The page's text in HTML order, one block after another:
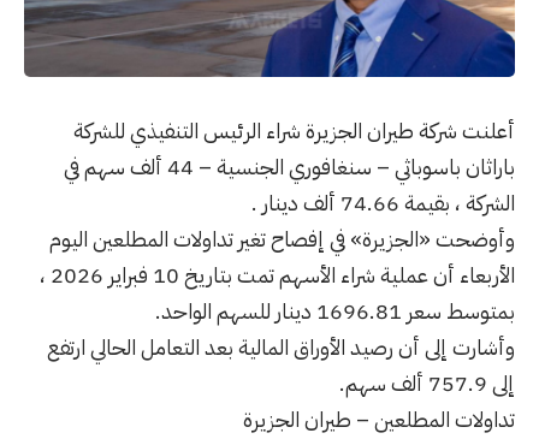
أعلنت شركة طيران الجزيرة شراء الرئيس التنفيذي للشركة
باراثان باسوباثي – سنغافوري الجنسية – 44 ألف سهم في
الشركة ، بقيمة 74.66 ألف دينار .
وأوضحت «الجزيرة» في إفصاح تغير تداولات المطلعين اليوم
الأربعاء أن عملية شراء الأسهم تمت بتاريخ 10 فبراير 2026 ،
بمتوسط سعر 1696.81 دينار للسهم الواحد.
وأشارت إلى أن رصيد الأوراق المالية بعد التعامل الحالي ارتفع
إلى 757.9 ألف سهم.
تداولات المطلعين – طيران الجزيرة